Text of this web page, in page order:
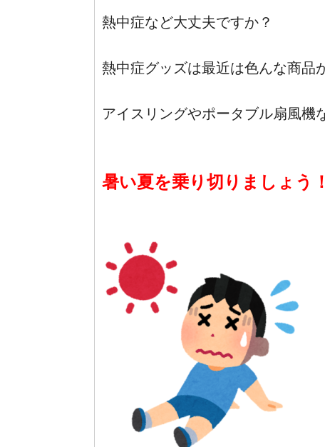
熱中症など大丈夫ですか？
熱中症グッズは最近は色んな商品
アイスリングやポータブル扇風機
暑い夏を乗り切りましょう